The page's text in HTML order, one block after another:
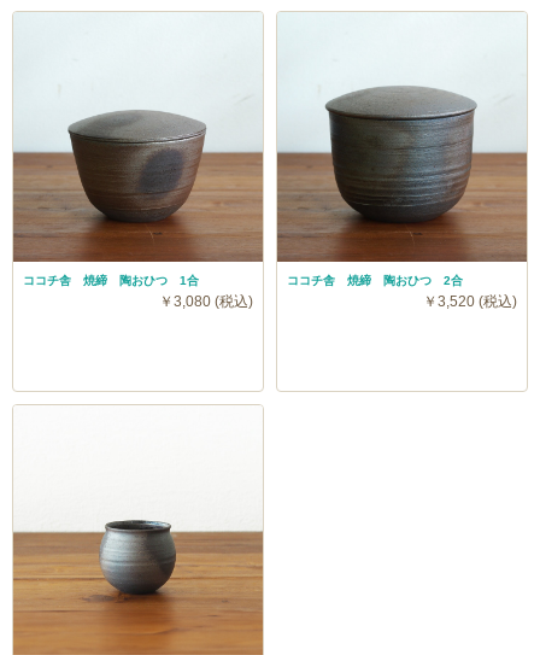
ココチ舎 焼締 陶おひつ 1合
￥3,080 (税込)
ココチ舎 焼締 陶おひつ 2合
￥3,520 (税込)